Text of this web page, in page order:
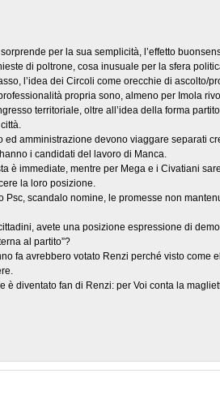
per la sua semplicità, l’effetto
di poltrone, cosa inusuale per la sfera
l’idea dei Circoli come orecchie di ascolto/
propria sono, almeno per Imola
territoriale, oltre all’idea della forma
ed amministrazione devono viaggare separati
i candidati del lavoro di Manca.
è immediate, mentre per Mega e i Civatiani
la loro posizione.
Psc, scandalo nomine, le promesse non
avete una posizione espressione di
al partito”?
fa avrebbero votato Renzi perché visto come
è diventato fan di Renzi: per Voi conta la